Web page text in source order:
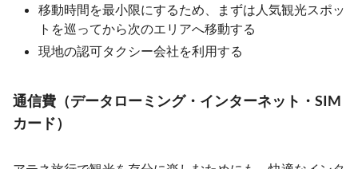
移動時間を最小限にするため、まずは人気観光スポッ
トを巡ってから次のエリアへ移動する
現地の認可タクシー会社を利用する
通信費（データローミング・インターネット・SIM
カード）